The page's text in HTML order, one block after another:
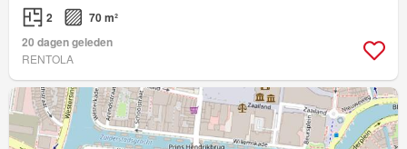
2
70 m²
20 dagen geleden
RENTOLA